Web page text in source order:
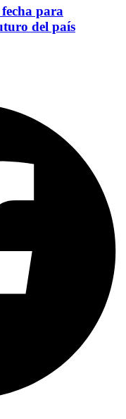
para
del país